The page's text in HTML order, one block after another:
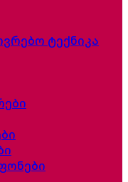
ტექნიკა